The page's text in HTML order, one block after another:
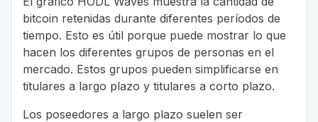
bitcoin retenidas durante diferentes períodos de
tiempo. Esto es útil porque puede mostrar lo que
hacen los diferentes grupos de personas en el
mercado. Estos grupos pueden simplificarse en
titulares a largo plazo y titulares a corto plazo.
Los poseedores a largo plazo suelen ser